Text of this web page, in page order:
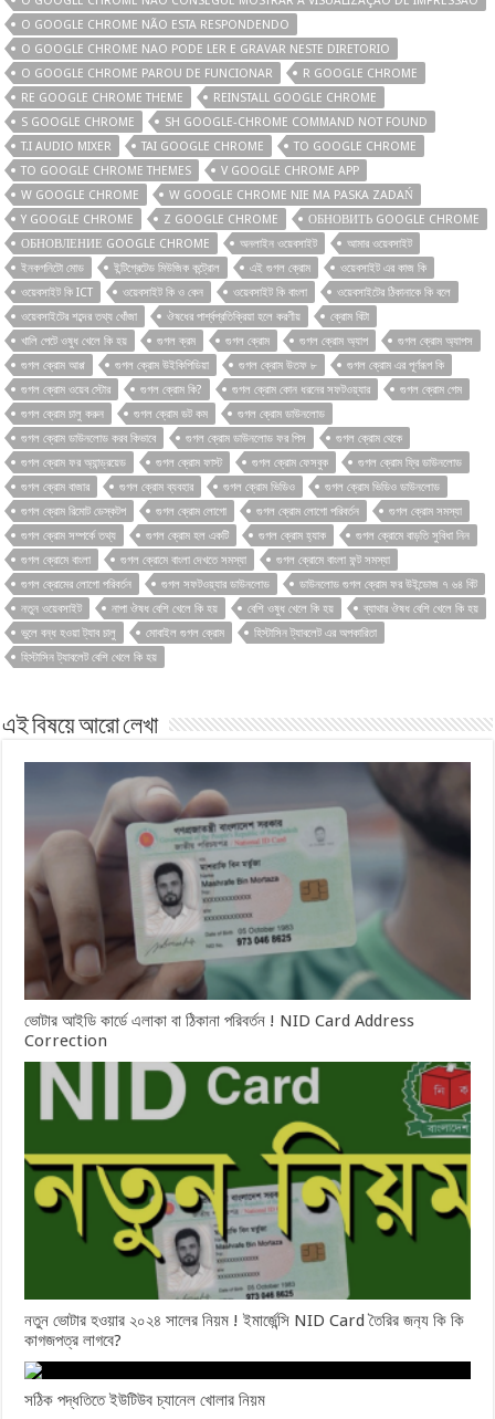
O GOOGLE CHROME NÃO ESTA RESPONDENDO
O GOOGLE CHROME NAO PODE LER E GRAVAR NESTE DIRETORIO
O GOOGLE CHROME PAROU DE FUNCIONAR
R GOOGLE CHROME
RE GOOGLE CHROME THEME
REINSTALL GOOGLE CHROME
S GOOGLE CHROME
SH GOOGLE-CHROME COMMAND NOT FOUND
T.I AUDIO MIXER
TAI GOOGLE CHROME
TO GOOGLE CHROME
TO GOOGLE CHROME THEMES
V GOOGLE CHROME APP
W GOOGLE CHROME
W GOOGLE CHROME NIE MA PASKA ZADAŃ
Y GOOGLE CHROME
Z GOOGLE CHROME
ОБНОВИТЬ GOOGLE CHROME
ОБНОВЛЕНИЕ GOOGLE CHROME
অনলাইন ওয়েবসাইট
আমার ওয়েবসাইট
ইনকগনিটো মোড
ইন্টিগ্রেটেড মিউজিক কন্ট্রোল এই গুগল ক্রোম
ওয়েবসাইট এর কাজ কি
ওয়েবসাইট কি ICT
ওয়েবসাইট কি ও কেন ওয়েবসাইট কি বাংলা
ওয়েবসাইটের ঠিকানাকে কি বলে
ওয়েবসাইটের শব্দের তথ্য খোঁজা
ঔষধের পার্শ্বপ্রতিক্রিয়া হলে করণীয়
ক্রোম বিটা
খালি পেটে ওষুধ খেলে কি হয়
গুগল ক্রম গুগল ক্রোম গুগল ক্রোম অ্যাপ
গুগল ক্রোম অ্যাপস
গুগল ক্রোম আপ্প
গুগল ক্রোম উইকিপিডিয়া গুগল ক্রোম উতফ ৮
গুগল ক্রোম এর পূর্ণরূপ কি
গুগল ক্রোম ওয়েব স্টোর
গুগল ক্রোম কি? গুগল ক্রোম কোন ধরনের সফটওয়্যার
গুগল ক্রোম গেম
গুগল ক্রোম চালু করুন
গুগল ক্রোম ডট কম
গুগল ক্রোম ডাউনলোড
গুগল ক্রোম ডাউনলোড করব কিভাবে
গুগল ক্রোম ডাউনলোড ফর পিস
গুগল ক্রোম থেকে
গুগল ক্রোম ফর অ্যান্ড্রয়েড
গুগল ক্রোম ফাস্ট গুগল ক্রোম ফেসবুক
গুগল ক্রোম ফ্রি ডাউনলোড
গুগল ক্রোম বাজার
গুগল ক্রোম ব্যবহার গুগল ক্রোম ভিডিও
গুগল ক্রোম ভিডিও ডাউনলোড
গুগল ক্রোম রিমোট ডেস্কটপ
গুগল ক্রোম লোগো গুগল ক্রোম লোগো পরিবর্তন
গুগল ক্রোম সমস্যা
গুগল ক্রোম সম্পর্কে তথ্য
গুগল ক্রোম হল একটি গুগল ক্রোম হ্যাক
গুগল ক্রোমে বাড়তি সুবিধা নিন
গুগল ক্রোমে বাংলা
গুগল ক্রোমে বাংলা দেখতে সমস্যা
গুগল ক্রোমে বাংলা ফন্ট সমস্যা
গুগল ক্রোমের লোগো পরিবর্তন
গুগল সফটওয়্যার ডাউনলোড
ডাউনলোড গুগল ক্রোম ফর উইন্ডোজ ৭ ৬৪ বিট
নতুন ওয়েবসাইট
নাপা ঔষধ বেশি খেলে কি হয় বেশি ওষুধ খেলে কি হয়
ব্যাথার ঔষধ বেশি খেলে কি হয়
ভুলে বন্ধ হওয়া ট্যাব চালু
মোবাইল গুগল ক্রোম
হিস্টাসিন ট্যাবলেট এর অপকারিতা
হিস্টাসিন ট্যাবলেট বেশি খেলে কি হয়
এই বিষয়ে আরো লেখা
ভোটার আইডি কার্ডে এলাকা বা ঠিকানা পরিবর্তন ! NID Card Address
Correction
নতুন ভোটার হওয়ার ২০২৪ সালের নিয়ম ! ইমার্জেন্সি NID Card তৈরির জন‍্য কি কি
কাগজপত্র লাগবে?
সঠিক পদ্ধতিতে ইউটিউব চ্যানেল খোলার নিয়ম